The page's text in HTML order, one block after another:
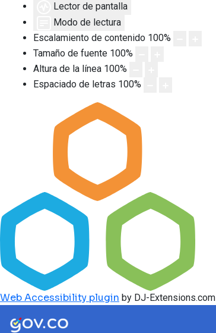
Lector de pantalla
Modo de lectura
Escalamiento de contenido 100%
Tamaño de fuente 100%
Altura de la línea 100%
Espaciado de letras 100%
Web Accessibility plugin by DJ-Extensions.com